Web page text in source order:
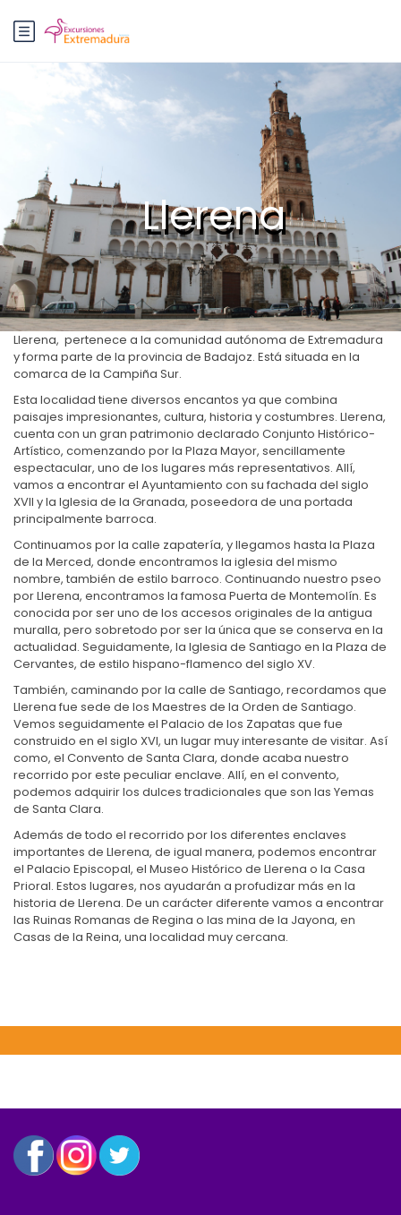
Llerena
Llerena, pertenece a la comunidad autónoma de Extremadura
y forma parte de la provincia de Badajoz. Está situada en la
comarca de la Campiña Sur.
Esta localidad tiene diversos encantos ya que combina
paisajes impresionantes, cultura, historia y costumbres. Llerena,
cuenta con un gran patrimonio declarado Conjunto Histórico-
Artístico, comenzando por la Plaza Mayor, sencillamente
espectacular, uno de los lugares más representativos. Allí,
vamos a encontrar el Ayuntamiento con su fachada del siglo
XVII y la Iglesia de la Granada, poseedora de una portada
principalmente barroca.
Continuamos por la calle zapatería, y llegamos hasta la Plaza
de la Merced, donde encontramos la iglesia del mismo
nombre, también de estilo barroco. Continuando nuestro pseo
por Llerena, encontramos la famosa Puerta de Montemolín. Es
conocida por ser uno de los accesos originales de la antigua
muralla, pero sobretodo por ser la única que se conserva en la
actualidad. Seguidamente, la Iglesia de Santiago en la Plaza de
Cervantes, de estilo hispano-flamenco del siglo XV.
También, caminando por la calle de Santiago, recordamos que
Llerena fue sede de los Maestres de la Orden de Santiago.
Vemos seguidamente el Palacio de los Zapatas que fue
construido en el siglo XVI, un lugar muy interesante de visitar. Así
como, el Convento de Santa Clara, donde acaba nuestro
recorrido por este peculiar enclave. Allí, en el convento,
podemos adquirir los dulces tradicionales que son las Yemas
de Santa Clara.
Además de todo el recorrido por los diferentes enclaves
importantes de Llerena, de igual manera, podemos encontrar
el Palacio Episcopal, el Museo Histórico de Llerena o la Casa
Prioral. Estos lugares, nos ayudarán a profudizar más en la
historia de Llerena. De un carácter diferente vamos a encontrar
las Ruinas Romanas de Regina o las mina de la Jayona, en
Casas de la Reina, una localidad muy cercana.